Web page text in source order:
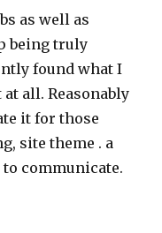
as well as
being truly
found what I
all. Reasonably
it for those
site theme . a
communicate.